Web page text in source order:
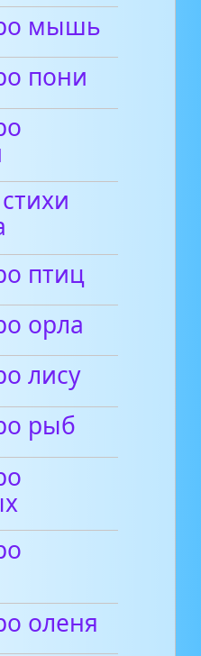
мышь
пони
птиц
орла
лису
рыб
оленя